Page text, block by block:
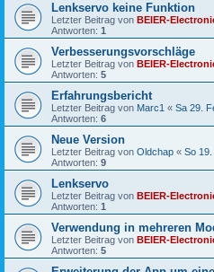
Lenkservo keine Funktion
Letzter Beitrag von BEIER-
Antworten: 1
Verbesserungsvorschläge
Letzter Beitrag von BEIER-
Antworten: 5
Erfahrungsbericht
Letzter Beitrag von Marc1 « Sa 29.
Antworten: 6
Neue Version
Letzter Beitrag von Oldchap « So 19.
Antworten: 9
Lenkservo
Letzter Beitrag von BEIER-
Antworten: 1
Verwendung in mehreren
Letzter Beitrag von BEIER-
Antworten: 5